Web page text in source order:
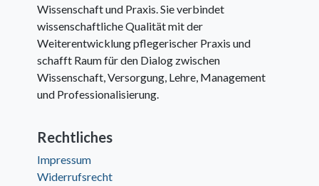
Wissenschaft und Praxis. Sie verbindet
wissenschaftliche Qualität mit der
Weiterentwicklung pflegerischer Praxis und
schafft Raum für den Dialog zwischen
Wissenschaft, Versorgung, Lehre, Management
und Professionalisierung.
Rechtliches
Impressum
Widerrufsrecht